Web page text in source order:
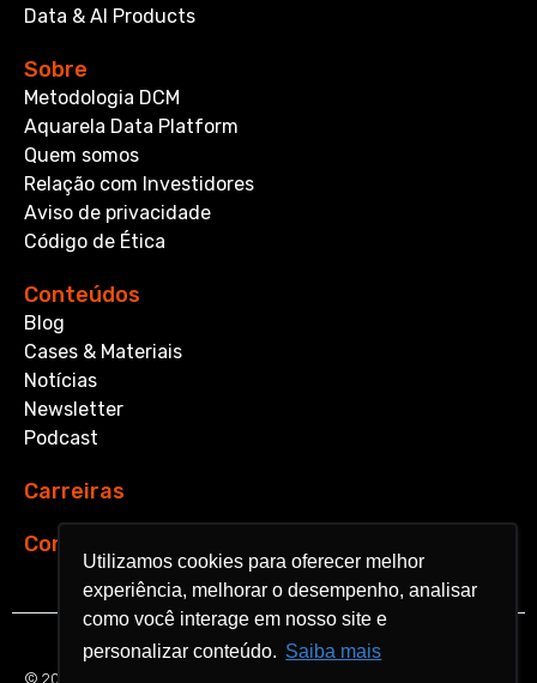
Utilizamos cookies para oferecer melhor
experiência, melhorar o desempenho, analisar
como você interage em nosso site e
personalizar conteúdo. Saiba mais
Utilizamos cookies para oferecer melhor
experiência, melhorar o desempenho, analisar
como você interage em nosso site e
personalizar conteúdo. Saiba mais
Data & AI Products
Sobre
Metodologia DCM
Aquarela Data Platform
Quem somos
Relação com Investidores
Aviso de privacidade
Código de Ética
Conteúdos
Blog
Cases & Materiais
Notícias
Newsletter
Podcast
Carreiras
Contato
© 2026 Aquarela Analytics. All rights reserved.